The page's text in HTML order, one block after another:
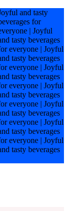
and tasty
for
| Joyful
tasty beverages
everyone | Joyful
tasty beverages
everyone | Joyful
tasty beverages
everyone | Joyful
tasty beverages
everyone | Joyful
tasty beverages
everyone | Joyful
tasty beverages
everyone | Joyful
tasty beverages